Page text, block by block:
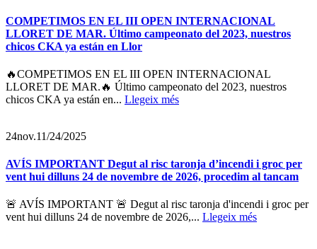
COMPETIMOS EN EL III OPEN INTERNACIONAL
LLORET DE MAR. Último campeonato del 2023, nuestros
chicos CKA ya están en Llor
🔥COMPETIMOS EN EL III OPEN INTERNACIONAL
LLORET DE MAR.🔥 Último campeonato del 2023, nuestros
chicos CKA ya están en... Llegeix més
24nov.11/24/2025
AVÍS IMPORTANT Degut al risc taronja d’incendi i groc per
vent hui dilluns 24 de novembre de 2026, procedim al tancam
🚨 AVÍS IMPORTANT 🚨 Degut al risc taronja d'incendi i groc per
vent hui dilluns 24 de novembre de 2026,... Llegeix més